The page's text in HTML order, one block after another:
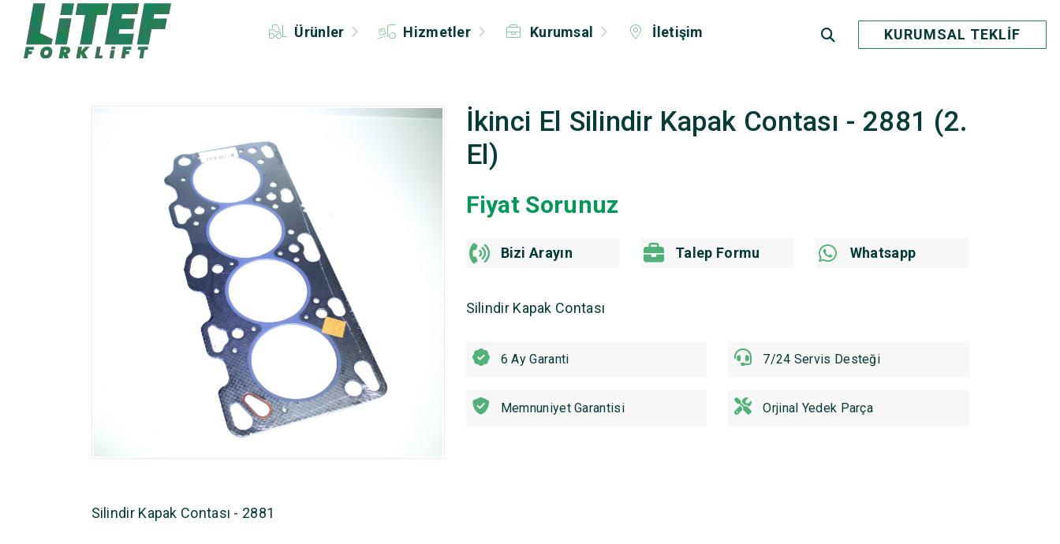
Ürünler Hizmetler Kurumsal İletişim KURUMSAL TEKLİF
İkinci El Silindir Kapak Contası - 2881 (2.
El)
Fiyat Sorunuz
Bizi Arayın Talep Formu Whatsapp
Silindir Kapak Contası
6 Ay Garanti 7/24 Servis Desteği
Memnuniyet Garantisi Orjinal Yedek Parça
Silindir Kapak Contası - 2881